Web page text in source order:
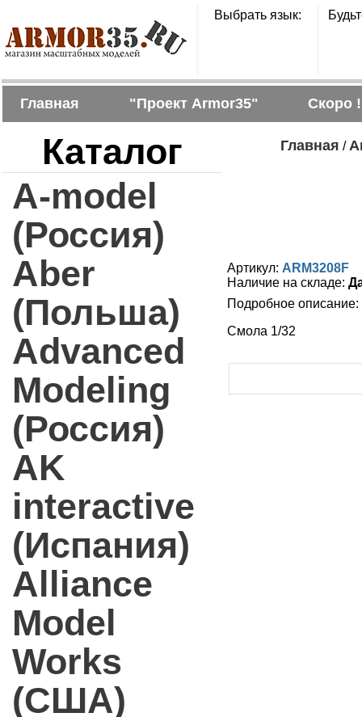
Выбрать язык:
Главная "Проект Armor35" Скоро !
Каталог
A-model
(Россия)
Aber
(Польша)
Advanced
Modeling
(Россия)
AK
interactive
(Испания)
Alliance
Model
Works
(США)
Главная /
Артикул: ARM3208F
Наличие на складе:
Подробное описание:
Смола 1/32